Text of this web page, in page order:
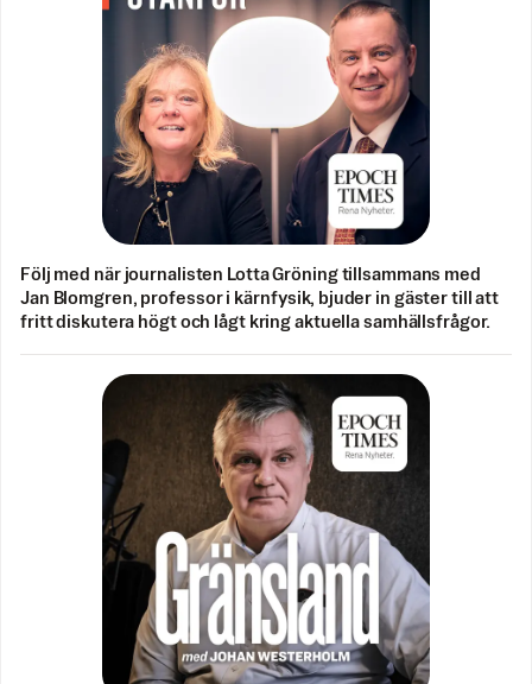
Följ med när journalisten Lotta Gröning tillsammans med
Jan Blomgren, professor i kärnfysik, bjuder in gäster till att
fritt diskutera högt och lågt kring aktuella samhällsfrågor.